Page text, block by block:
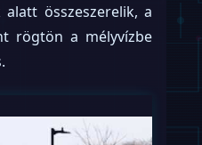
összeszerelik, a
rögtön a mélyvízbe